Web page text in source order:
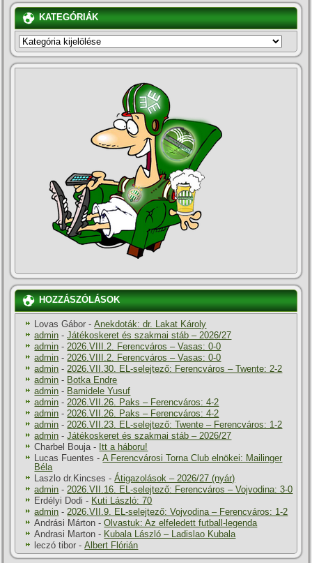
KATEGÓRIÁK
KATEGÓRIÁK
HOZZÁSZÓLÁSOK
Lovas Gábor -Anekdoták: dr. Lakat Károly
admin -Játékoskeret és szakmai stáb – 2026/27
admin - 2026.VIII.2. Ferencváros – Vasas: 0-0
admin - 2026.VIII.2. Ferencváros – Vasas: 0-0
admin - 2026.VII.30. EL-selejtező: Ferencváros – Twente: 2-2
admin - Botka Endre
admin - Bamidele Yusuf
admin - 2026.VII.26. Paks – Ferencváros: 4-2
admin - 2026.VII.26. Paks – Ferencváros: 4-2
admin - 2026.VII.23. EL-selejtező: Twente – Ferencváros: 1-2
admin -Játékoskeret és szakmai stáb – 2026/27
Charbel Bouja - Itt a háboru!
Lucas Fuentes -A Ferencvárosi Torna Club elnökei: Mailinger
Béla
Laszlo dr.Kincses -Átigazolások – 2026/27 (nyár)
admin - 2026.VII.16. EL-selejtező: Ferencváros – Vojvodina: 3-0
Erdélyi Dodi - Kuti László: 70
admin - 2026.VII.9. EL-selejtező: Vojvodina – Ferencváros: 1-2
Andrási Márton -Olvastuk: Az elfeledett futball-legenda
Andrasi Marton - Kubala László – Ladislao Kubala
leczó tibor -Albert Flórián